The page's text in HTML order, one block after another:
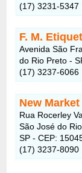
(17) 3231-5347
F. M.
Avenida São
do Rio Preto -
(17) 3237-6066
New
Rua Rocerley
São José do
SP - CEP:
(17) 3237-8090